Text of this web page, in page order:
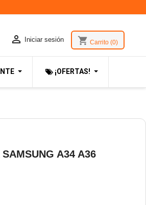
 Iniciar sesión shopping_cart Carrito (0)
¡OFERTAS!
A34 A36